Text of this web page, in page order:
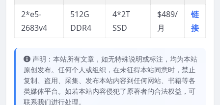
2*e5-
2683v4
512G
DDR4
4*2T
SSD
$489/
月
链
接
声明：本站所有文章，如无特殊说明或标注，均为本站
原创发布。任何个人或组织，在未征得本站同意时，禁止
复制、盗用、采集、发布本站内容到任何网站、书籍等各
类媒体平台。如若本站内容侵犯了原著者的合法权益，可
联系我们进行处理。